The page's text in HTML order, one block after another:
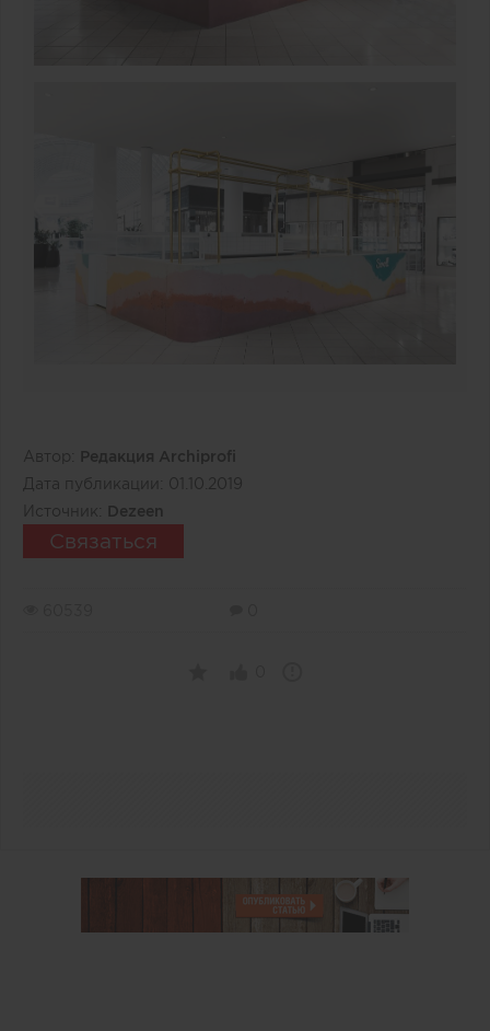
Автор:
Редакция Archiprofi
Дата публикации: 01.10.2019
Источник:
Dezeen
Связаться